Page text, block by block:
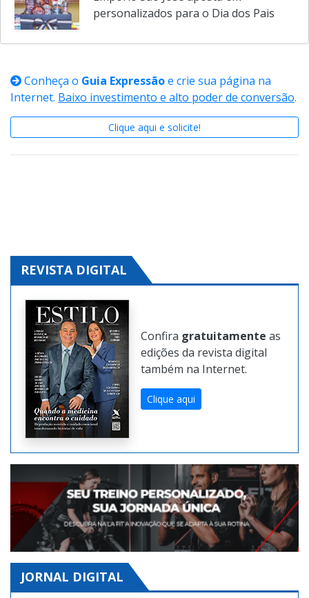
Empório São José aposta em
Conheça oGuia Expressãoe crie sua página na
Baixo investimento e alto poder de conversão
Clique aqui e solicite!
REVISTA DIGITAL
Confira gratuitamente
edições da revista digital
Clique aqui
JORNAL DIGITAL